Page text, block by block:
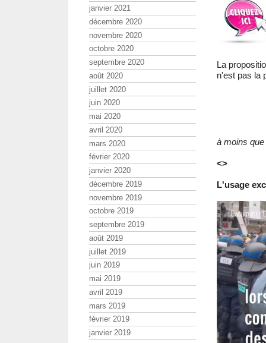
La
n'est pas la
à moins
<>
L'usage
janvier 2021
décembre 2020
novembre 2020
octobre 2020
septembre 2020
août 2020
juillet 2020
juin 2020
mai 2020
avril 2020
mars 2020
février 2020
janvier 2020
décembre 2019
novembre 2019
octobre 2019
septembre 2019
août 2019
juillet 2019
juin 2019
mai 2019
avril 2019
mars 2019
février 2019
janvier 2019